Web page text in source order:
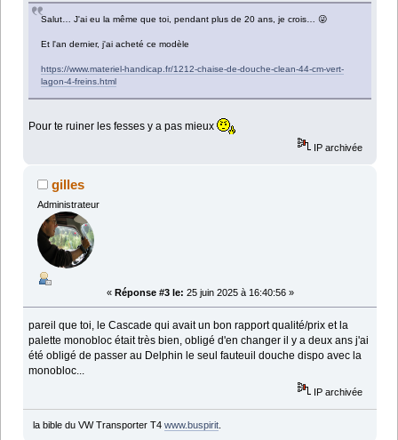
Salut… J'ai eu la même que toi, pendant plus de 20 ans, je crois… 😜
Et l'an dernier, j'ai acheté ce modèle
https://www.materiel-handicap.fr/1212-chaise-de-douche-clean-44-cm-vert-
lagon-4-freins.html
Pour te ruiner les fesses y a pas mieux
IP archivée
gilles
Administrateur
« Réponse #3 le: 25 juin 2025 à 16:40:56 »
pareil que toi, le Cascade qui avait un bon rapport qualité/prix et la
palette monobloc était très bien, obligé d'en changer il y a deux ans j'ai
été obligé de passer au Delphin le seul fauteuil douche dispo avec la
monobloc...
IP archivée
la bible du VW Transporter T4 www.buspirit.